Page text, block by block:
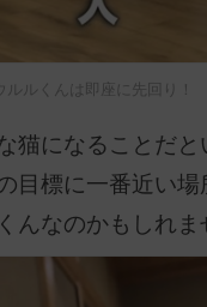
ウルルくんは即座に先回り！
猫になることだと
目標に一番近い場
んなのかもしれま